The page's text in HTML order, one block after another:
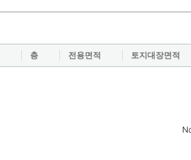
층 전용면적 토지대장면적